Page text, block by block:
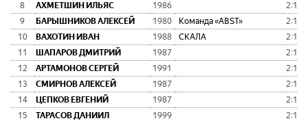
8
АХМЕТШИН ИЛЬЯС 1986
9
БАРЫШНИКОВ АЛЕКСЕЙ 1980 Команда «ABST»
10
ВАХОТИН ИВАН 1988 СКАЛА
11
ШАПАРОВ ДМИТРИЙ 1987
12
АРТАМОНОВ СЕРГЕЙ 1991
13
СМИРНОВ АЛЕКСЕЙ 1987
14
ЦЕПКОВ ЕВГЕНИЙ 1987
15
ТАРАСОВ ДАНИИЛ 1999